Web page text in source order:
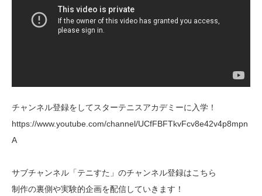
チャンネル登録をしてスターテニスアカデミーに入学！
https://www.youtube.com/channel/UCfFBFTkvFcv8e42v4p8mpn
A
サブチャンネル「テニすた」のチャンネル登録はこちら
制作の裏側や実験的企画を配信していきます！